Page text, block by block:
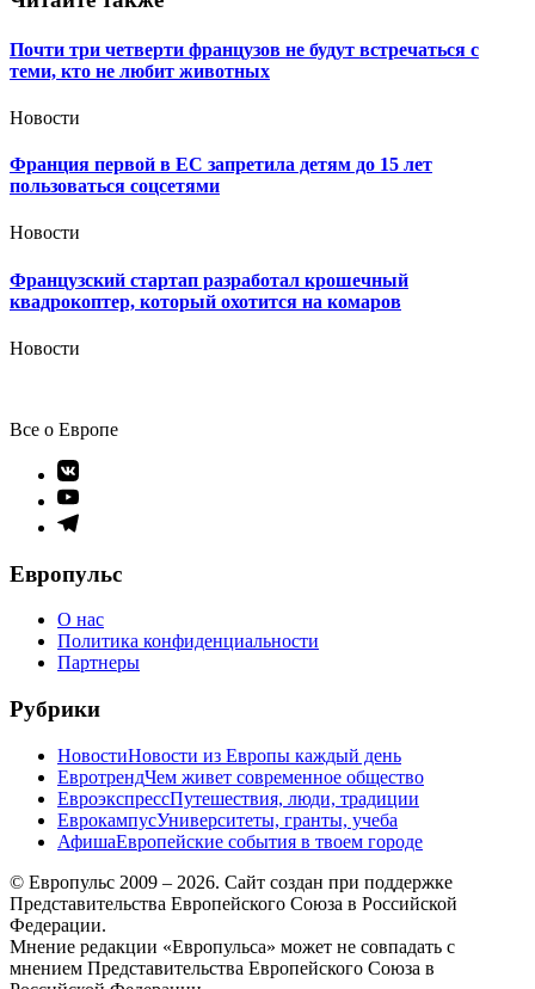
Почти три четверти французов не будут встречаться с
теми, кто не любит животных
Новости
Франция первой в ЕС запретила детям до 15 лет
пользоваться соцсетями
Новости
Французский стартап разработал крошечный
квадрокоптер, который охотится на комаров
Новости
Все о Европе
Элемент
меню
Элемент
меню
Элемент
Европульс
О нас
Политика конфиденциальности
Партнеры
Рубрики
НовостиНовости из Европы каждый день
ЕвротрендЧем живет современное общество
ЕвроэкспрессПутешествия, люди, традиции
ЕврокампусУниверситеты, гранты, учеба
АфишаЕвропейские события в твоем городе
© Европульс 2009 – 2026. Сайт создан при поддержке
Представительства Европейского Союза в Российской
Федерации.
Мнение редакции «Европульса» может не совпадать с
мнением Представительства Европейского Союза в